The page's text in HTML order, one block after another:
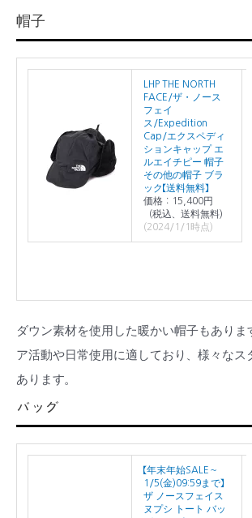
帽子
LHP THE NORTH
FACE/ザ・ノース
フェイ
ス/Expedition
Cap/エクスペディ
ションキャップ エ
ルエイチピー 帽子
その他の帽子 ブラ
ック【送料無料】
価格：15,400円
（税込、送料無料)
(2024/1/1時点)
ダウン素材を使用した暖かい帽子もありま
ア活動や日常使用に適しており、様々なス
あります。
バッグ
【年末年始SALE～
1/5(金)09:59まで】
ザ ノースフェイス
ヌプシ トート バッ